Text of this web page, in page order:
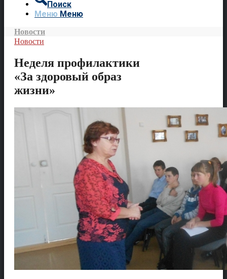
Поиск
Меню Меню
Новости
Новости
Неделя профилактики
«За здоровый образ
жизни»